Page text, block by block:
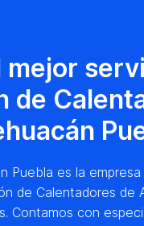
mejor
de
Puebla es la
de Calentadores de
Contamos con